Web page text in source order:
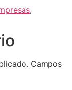
,
Campos